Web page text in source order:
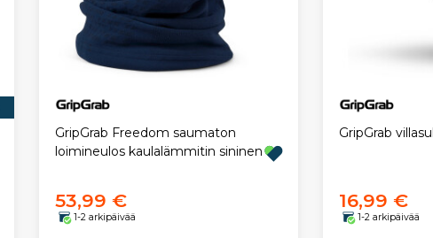
GripGrab Freedom saumaton
loimineulos kaulalämmitin sininen
53,99 €
1-2 arkipäivää
GripGrab
16,99 €
1-2 arkipäivää